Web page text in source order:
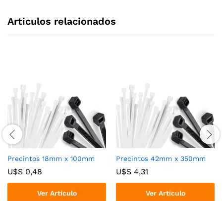
Articulos relacionados
Precintos 18mm x 100mm
U$S 0,48
Ver Artículo
Precintos 42mm x 350mm
U$S 4,31
Ver Artículo